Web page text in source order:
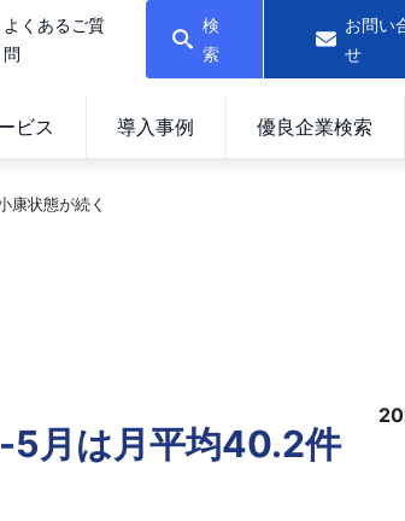
よくあるご質
問
検
索
お問い
せ
ビス 導入事例 優良企業検索
康状態が続く
5月は月平均40.2件